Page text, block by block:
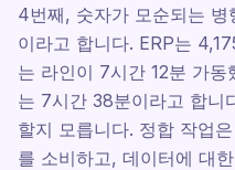
4번째, 숫자가 모순되는
이라고 합니다. ERP는
는 라인이 7시간 12분 가동
는 7시간 38분이라고 합니
할지 모릅니다. 정합 작업
를 소비하고, 데이터에 대